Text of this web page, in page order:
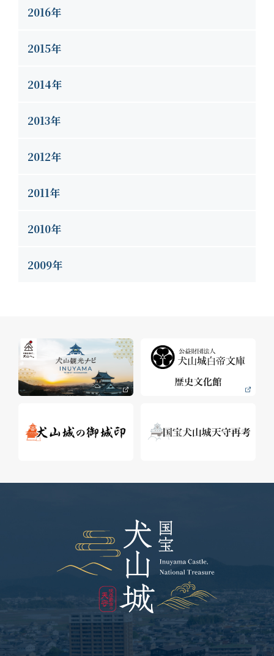
2016年
2015年
2014年
2013年
2012年
2011年
2010年
2009年